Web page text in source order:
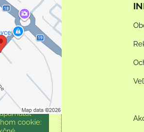
obsah je
Voľbami
externý
-
cookie: